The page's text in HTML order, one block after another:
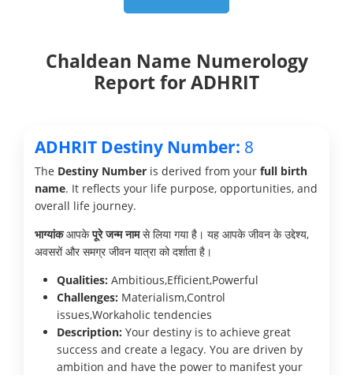
Chaldean Name Numerology
Report for ADHRIT
ADHRIT Destiny Number: 8
The Destiny Number is derived from your full birth
name. It reflects your life purpose, opportunities, and
overall life journey.
भाग्यांकआपकेपूरे जन्म नामसे लिया गया है। यह आपके जीवन के उद्देश्य,
अवसरों और समग्र जीवन यात्रा को दर्शाता है।
Qualities: Ambitious,Efficient,Powerful
Challenges: Materialism,Control
issues,Workaholic tendencies
Description: Your destiny is to achieve great
success and create a legacy. You are driven by
ambition and have the power to manifest your